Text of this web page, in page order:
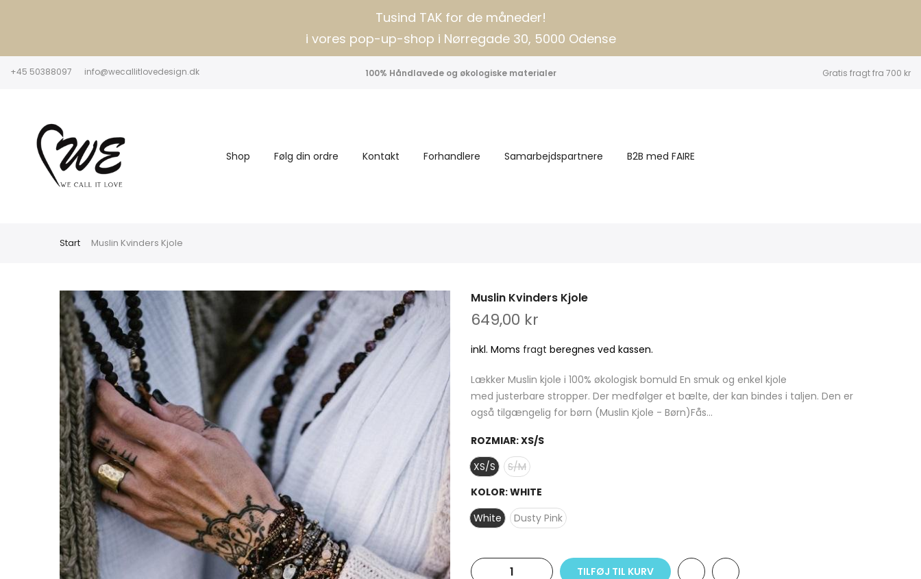
Tusind TAK for de måneder!
i vores pop-up-shop i Nørregade 30, 5000 Odense
+45 50388097 info@wecallitlovedesign.dk 100% Håndlavede og økologiske materialer Gratis fragt fra 700 kr
Shop Følg din ordre Kontakt Forhandlere Samarbejdspartnere B2B med FAIRE
Start Muslin Kvinders Kjole
Muslin Kvinders Kjole
649,00 kr
inkl. Moms fragt beregnes ved kassen.
Lækker Muslin kjole i 100% økologisk bomuld En smuk og enkel kjole
med justerbare stropper. Der medfølger et bælte, der kan bindes i taljen. Den er
også tilgængelig for børn (Muslin Kjole - Børn)Fås...
ROZMIAR:XS/S
XS/S
S/M
KOLOR:WHITE
White
Dusty Pink
TILFØJ TIL KURV